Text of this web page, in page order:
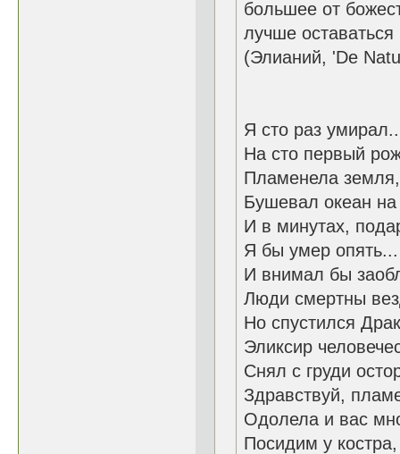
большее от
лучше
(Элианий, 'De
Я сто раз
На сто первый
Пламенела
Бушевал океан
И в минутах,
Я бы умер опять...
И внимал бы
Люди смертны
Но спустился
Эликсир
Снял с груди
Здравствуй,
Одолела и вас
Посидим у костра,